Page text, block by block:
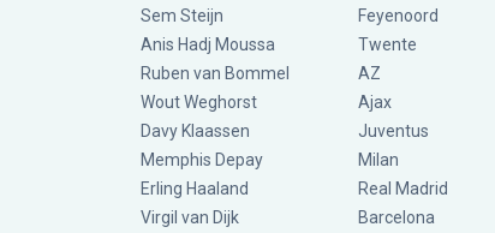
Sem Steijn
Anis Hadj Moussa
Ruben van Bommel
Wout Weghorst
Davy Klaassen
Memphis Depay
Erling Haaland
Virgil van Dijk
Feyenoord
Twente
AZ
Ajax
Juventus
Milan
Real Madrid
Barcelona